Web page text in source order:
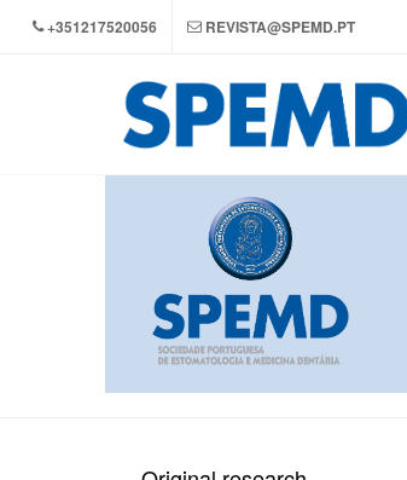
+351217520056 REVISTA@SPEMD.PT